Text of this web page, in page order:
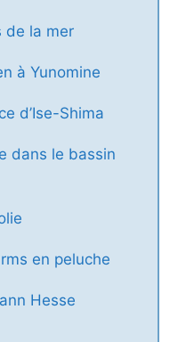
de la mer
à Yunomine
d’Ise-Shima
dans le bassin
en peluche
Hesse